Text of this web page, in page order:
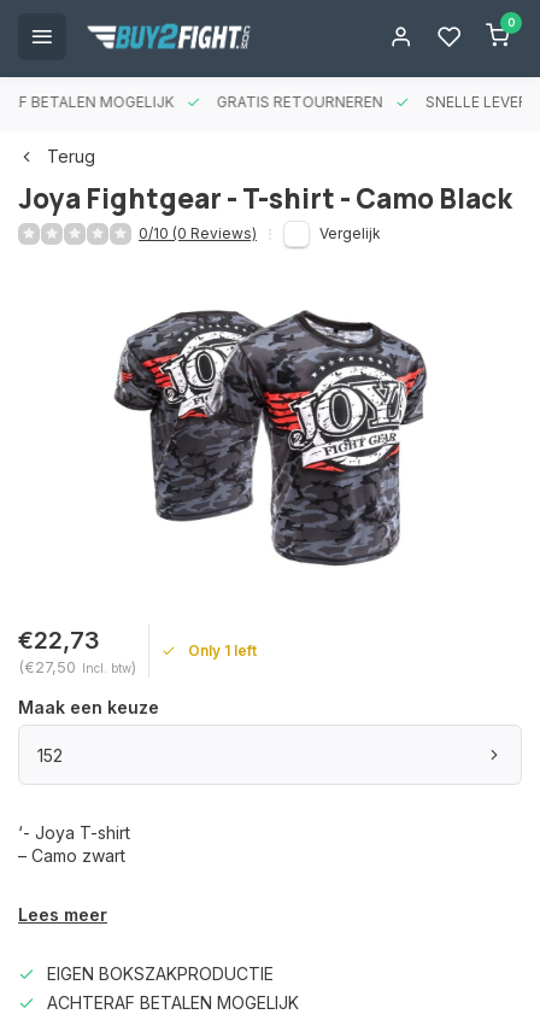
0
BETALEN MOGELIJK GRATIS RETOURNEREN SNELLE
Terug
Joya Fightgear - T-shirt - Camo Black
0/10 (0 Reviews) Vergelijk
€22,73
(€27,50 Incl. btw)
Only 1 left
Maak een keuze
152
‘- Joya T-shirt
– Camo zwart
Lees meer
EIGEN BOKSZAKPRODUCTIE
ACHTERAF BETALEN MOGELIJK